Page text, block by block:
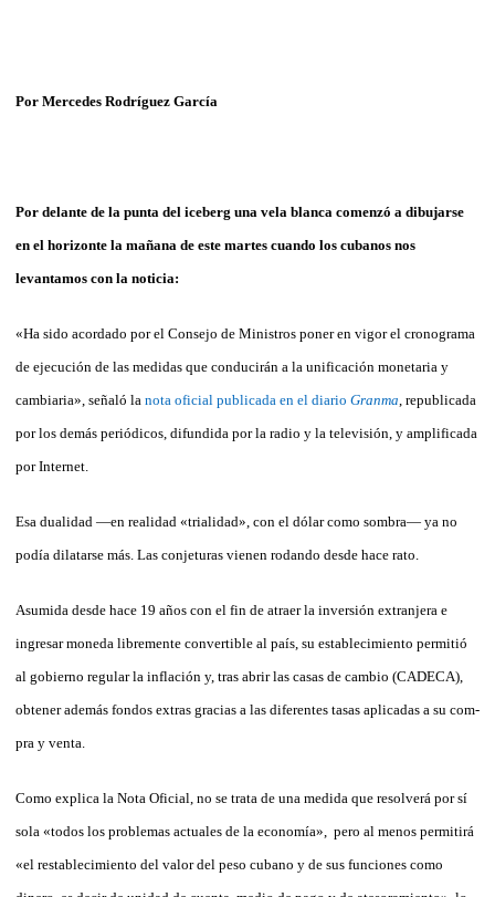
Por Mercedes Rodríguez García
Por delante de la punta del iceberg una vela blanca comenzó a dibujarse
en el horizonte la mañana de este martes cuando los cubanos nos
levantamos con la noticia:
«Ha sido acordado por el Consejo de Ministros poner en vigor el cronograma
de ejecución de las medidas que conducirán a la unificación monetaria y
cambiaria», señaló la nota oficial publicada en el diario Granma , republicada
por los demás periódicos, difundida por la radio y la televisión, y amplificada
por Internet.
Esa dualidad —en realidad «trialidad», con el dólar como sombra— ya no
podía dilatarse más. Las conjeturas vienen rodando desde hace rato.
Asumida desde hace 19 años con el fin de atraer la inversión extranjera e
ingresar moneda libremente convertible al país, su establecimiento permitió
al gobierno regular la inflación y, tras abrir las casas de cambio (CADECA),
obtener además fondos extras gracias a las di­ferentes tasas aplicadas a su com­
pra y venta.
Como explica la Nota Oficial, no se trata de una medida que resolverá por sí
sola «todos los problemas actuales de la economía», pero al menos permitirá
«el restablecimiento del valor del peso cubano y de sus funciones como